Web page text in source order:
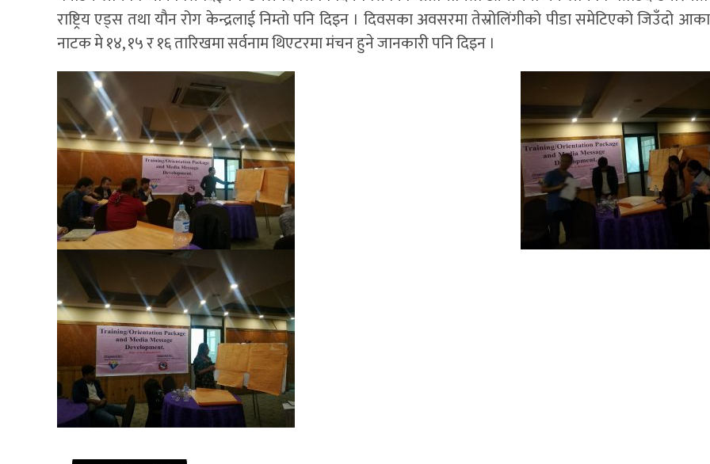
राष्ट्रिय एड्स तथा यौन रोग केन्द्रलाई निम्तो पनि दिइन । दिवसका अवसरमा तेस्रोलिंगीको पीडा समेटिएको जिउँदो
नाटक मे १४, १५ र १६ तारिखमा सर्वनाम थिएटरमा मंचन हुने जानकारी पनि दिइन ।